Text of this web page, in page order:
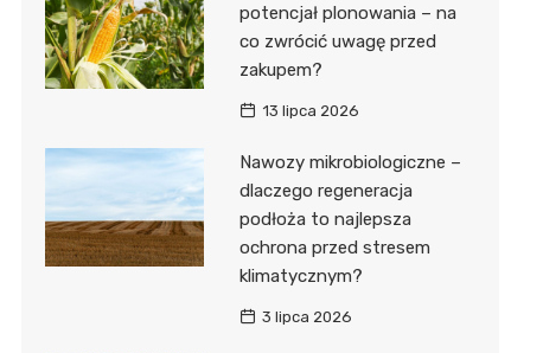
potencjał plonowania – na
co zwrócić uwagę przed
zakupem?
13 lipca 2026
Nawozy mikrobiologiczne –
dlaczego regeneracja
podłoża to najlepsza
ochrona przed stresem
klimatycznym?
3 lipca 2026